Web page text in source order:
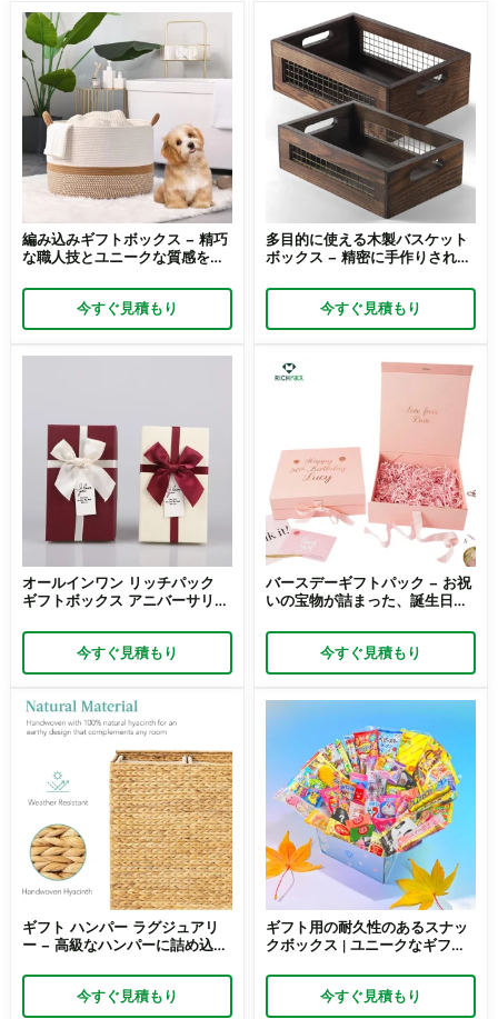
編み込みギフトボックス – 精巧
な職人技とユニークな質感を備
クス
今すぐ見積もり
多目的に使える木製バスケット
ボックス – 精密に手作りされた
今すぐ見積もり
オールインワン リッチパック
ギフトボックス アニバーサリー
む
今すぐ見積もり
バースデーギフトパック – お祝
いの宝物が詰まった、誕生日の
わせ
今すぐ見積もり
ギフト ハンパー ラグジュアリ
ー – 高級なハンパーに詰め込ん
今すぐ見積もり
ギフト用の耐久性のあるスナッ
クボックス | ユニークなギフト
ボックス Richpack のカスタム
デザイン今すぐ見積もり